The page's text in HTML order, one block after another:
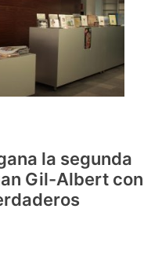
la segunda
Gil-Albert con